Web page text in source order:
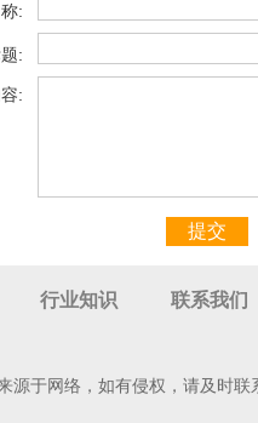
:
:
:
提交
行业知识 联系我们
源于网络，如有侵权，请及时联